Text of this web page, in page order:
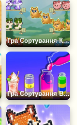
Гра Сортування Кошенят: Милий Вихованець
Гра Сортування Води Зараз 2